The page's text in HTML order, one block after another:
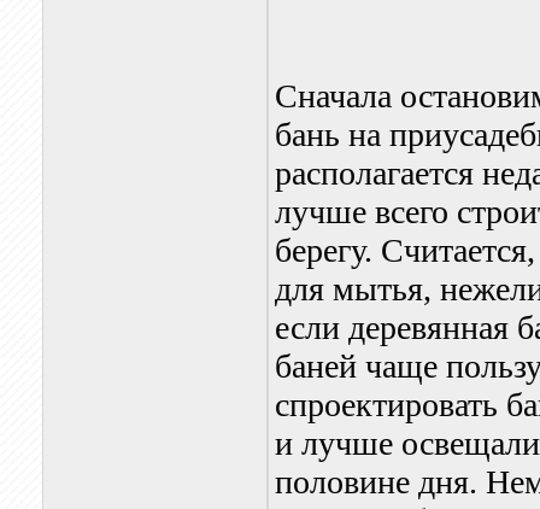
Сначала
бань на
располагается
лучше всего
берегу.
для мытья,
если деревянная
баней чаще
спроектировать
и лучше
половине дня.